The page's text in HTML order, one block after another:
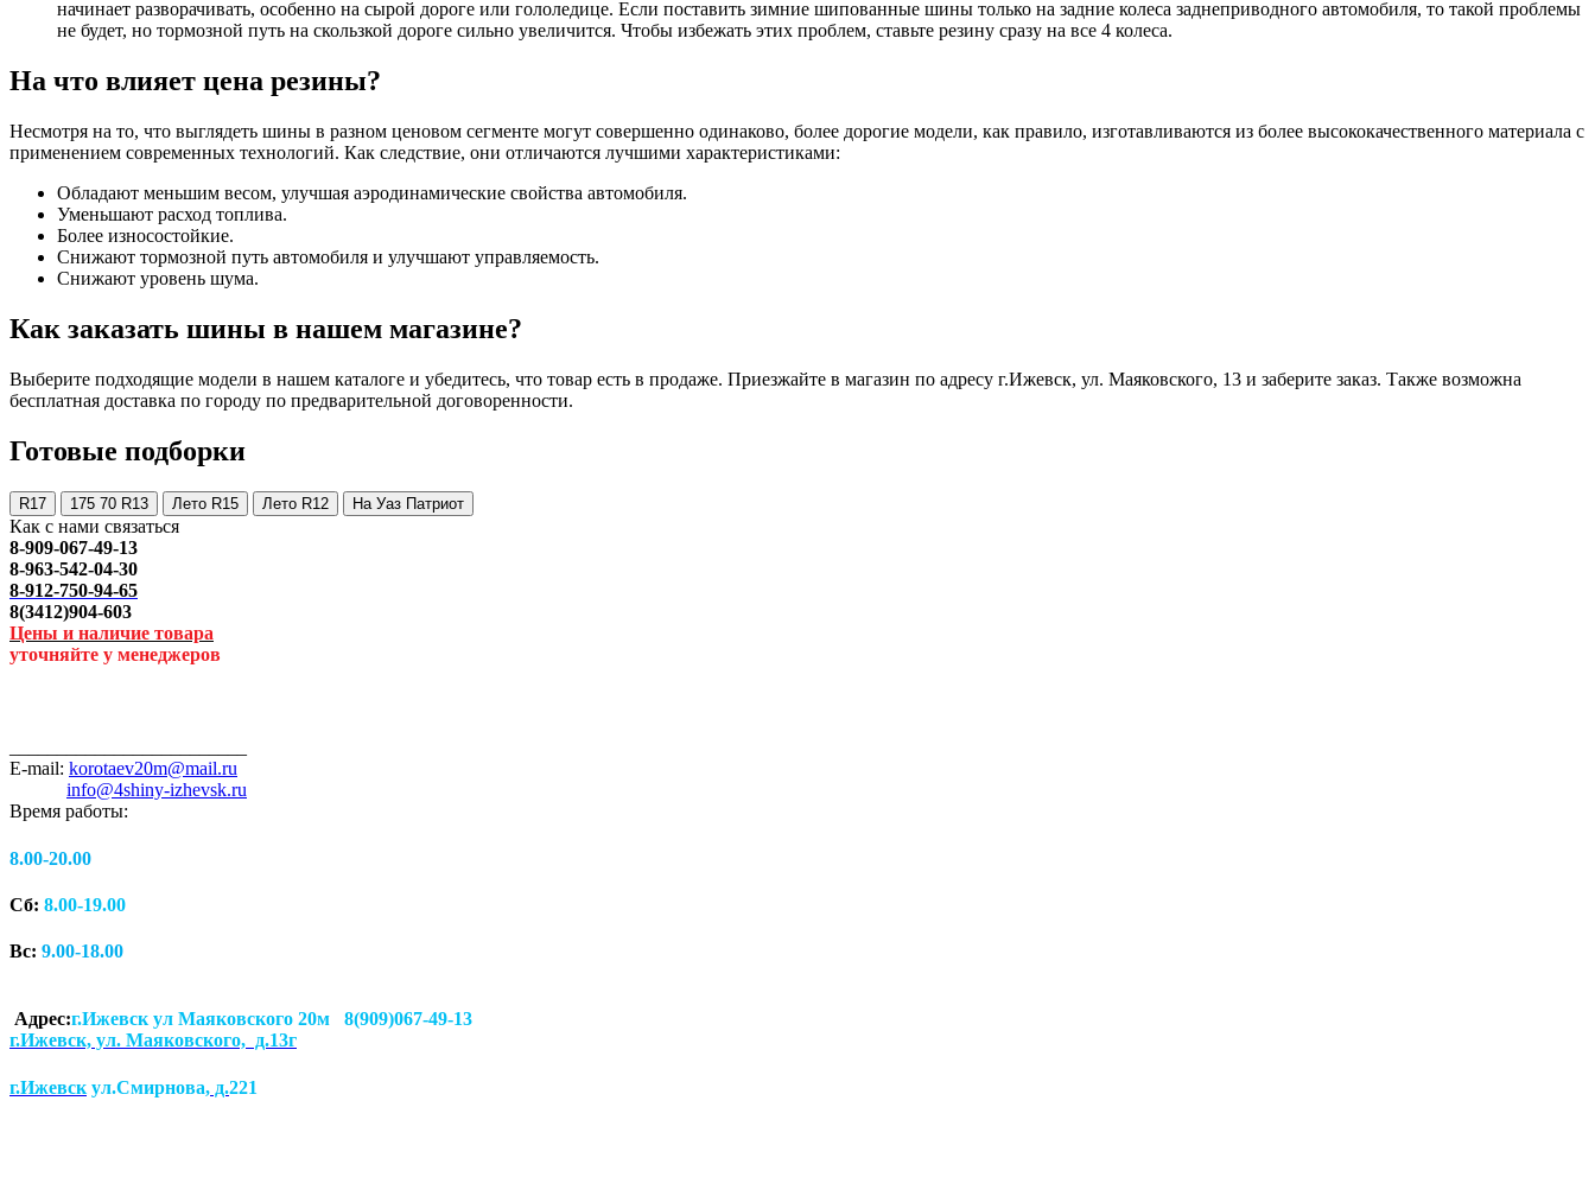
начинает разворачивать, особенно на сырой дороге или гололедице. Если поставить зимние шипованные шины только на задние колеса заднеприводного автомобиля, то такой проблемы
не будет, но тормозной путь на скользкой дороге сильно увеличится. Чтобы избежать этих проблем, ставьте резину сразу на все 4 колеса.
На что влияет цена резины?
Несмотря на то, что выглядеть шины в разном ценовом сегменте могут совершенно одинаково, более дорогие модели, как правило, изготавливаются из более высококачественного материала с
применением современных технологий. Как следствие, они отличаются лучшими характеристиками:
Обладают меньшим весом, улучшая аэродинамические свойства автомобиля.
Уменьшают расход топлива.
Более износостойкие.
Снижают тормозной путь автомобиля и улучшают управляемость.
Снижают уровень шума.
Как заказать шины в нашем магазине?
Выберите подходящие модели в нашем каталоге и убедитесь, что товар есть в продаже. Приезжайте в магазин по адресу г.Ижевск, ул. Маяковского, 13 и заберите заказ. Также возможна
бесплатная доставка по городу по предварительной договоренности.
Готовые подборки
R17 175 70 R13 Лето R15 Лето R12 На Уаз Патриот
Как с нами связаться
8-909-067-49-13
8-963-542-04-30
8-912-750-94-65
8(3412)904-603
Цены и наличие товара
уточняйте у менеджеров
E-mail: korotaev20m@mail.ru
info@4shiny-izhevsk.ru
Время работы:
8.00-20.00
Сб: 8.00-19.00
Вс: 9.00-18.00
Адрес:г.Ижевск ул Маяковского 20м 8(909)067-49-13
г.Ижевск, ул. Маяковского, д.13г
г.Ижевск ул.Смирнова, д.221